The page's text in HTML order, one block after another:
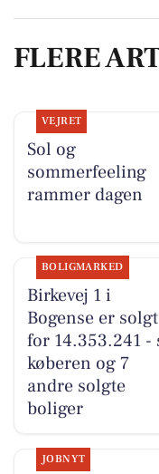
FLERE
VEJRET
Sol og
sommerfeeling
rammer dagen
BOLIGMARKED
Birkevej 1 i
Bogense er solgt
for 14.353.241 -
køberen og 7
andre solgte
boliger
JOBNYT